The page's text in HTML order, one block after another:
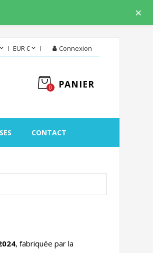
×
EUR € Connexion
PANIER
0
CONTACT
, fabriquée par la